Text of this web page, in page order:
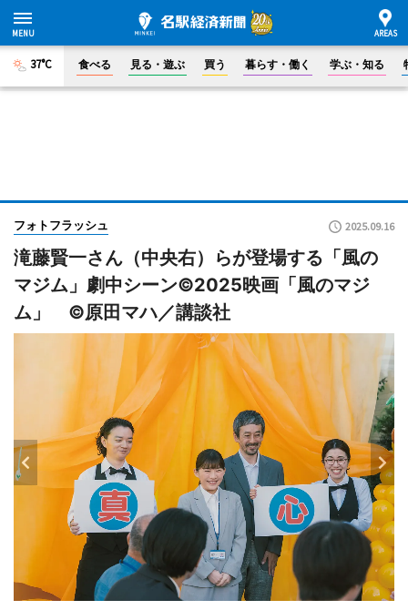
37°C 食べる 見る・遊ぶ 買う 暮らす・働く 学ぶ・知る
フォトフラッシュ 2025.09.16
滝藤賢一さん（中央右）らが登場する「風の
マジム」劇中シーン©2025映画「風のマジ
ム」 ©原田マハ／講談社